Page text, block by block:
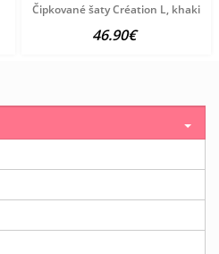
Čipkované šaty Création L, khaki
46.90€